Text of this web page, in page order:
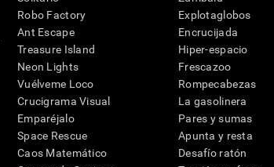
Robo Factory
Ant Escape
Treasure Island
Neon Lights
Vuélveme Loco
Crucigrama Visual
Emparéjalo
Space Rescue
Caos Matemático
Explotaglobos
Encrucijada
Hiper-espacio
Frescazoo
Rompecabezas
La gasolinera
Pares y sumas
Apunta y resta
Desafío ratón